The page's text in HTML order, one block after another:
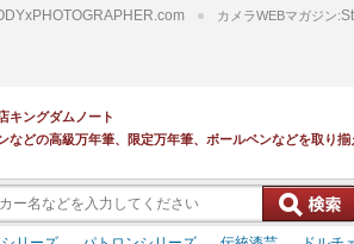
カメラWEBマガジン:
キングダムノート
などの高級万年筆、限定万年筆、ボールペンなどを取り